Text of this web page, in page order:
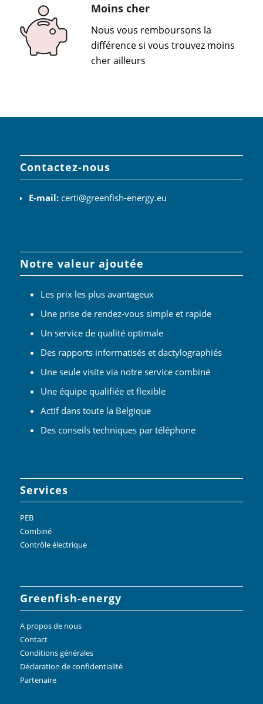
Moins cher
Nous vous remboursons la
différence si vous trouvez moins
cher ailleurs
Contactez-nous
E-mail: certi@greenfish-energy.eu
Notre valeur ajoutée
Les prix les plus avantageux
Une prise de rendez-vous simple et rapide
Un service de qualité optimale
Des rapports informatisés et dactylographiés
Une seule visite via notre service combiné
Une équipe qualifiée et flexible
Actif dans toute la Belgique
Des conseils techniques par téléphone
Services
PEB
Combiné
Contrôle électrique
Greenfish-energy
A propos de nous
Contact
Conditions générales
Déclaration de confidentialité
Partenaire